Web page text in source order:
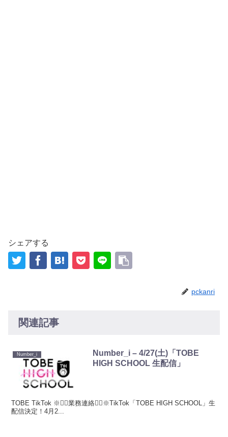
シェアする
pckanri
関連記事
Number_i
Number_i – 4/27(土)「TOBE
HIGH SCHOOL 生配信」
TOBE TikTok ※🙋‍♂️業務連絡🙋‍♂️※TikTok「TOBE HIGH SCHOOL」生
配信決定！4月2...